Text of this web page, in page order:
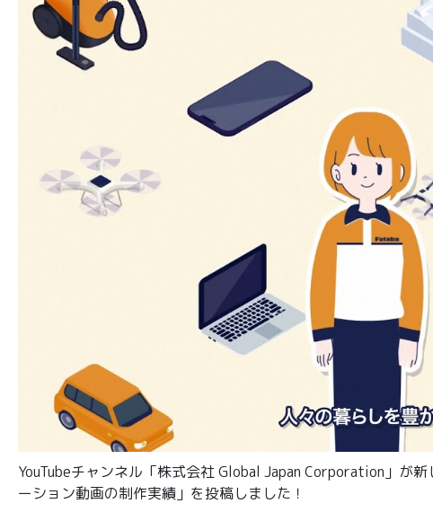
YouTubeチャンネル「株式会社 Global Japan Corporation」が
ーション動画の制作実績」を投稿しました！